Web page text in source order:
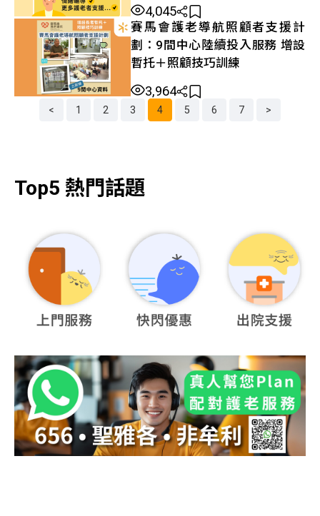
4,045
賽馬會護老導航照顧者支援計
劃：9間中心陸續投入服務 增設
暫托＋照顧技巧訓練
3,964
文
< 1 2 3 4 5 6 7 >
Top5 熱門話題